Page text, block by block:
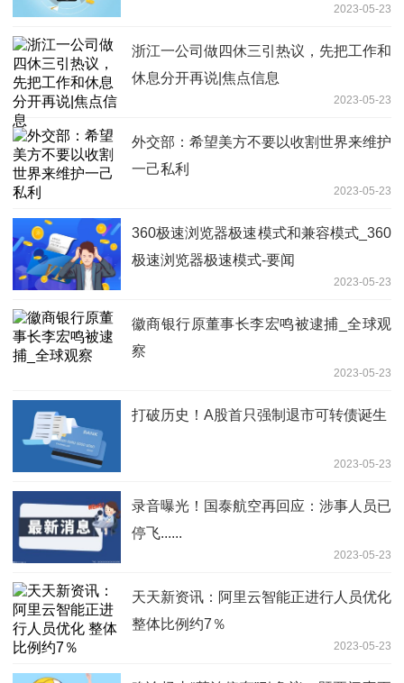
2023-05-23
浙江一公司做四休三引热议，先把工作和
休息分开再说|焦点信息
2023-05-23
外交部：希望美方不要以收割世界来维护
一己私利
2023-05-23
360极速浏览器极速模式和兼容模式_360
极速浏览器极速模式-要闻
2023-05-23
徽商银行原董事长李宏鸣被逮捕_全球观
察
2023-05-23
打破历史！A股首只强制退市可转债诞生
2023-05-23
录音曝光！国泰航空再回应：涉事人员已
停飞......
2023-05-23
天天新资讯：阿里云智能正进行人员优化
整体比例约7％
2023-05-23